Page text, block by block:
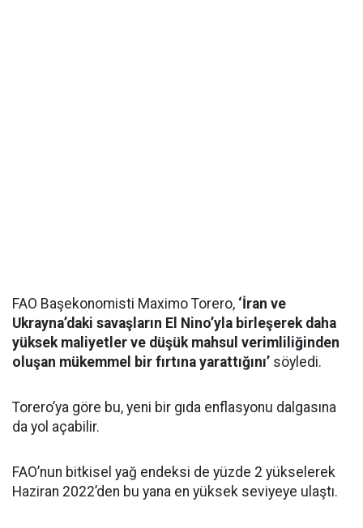
FAO Başekonomisti Maximo Torero, ‘İran ve
Ukrayna’daki savaşların El Nino’yla birleşerek daha
yüksek maliyetler ve düşük mahsul verimliliğinden
oluşan mükemmel bir fırtına yarattığını’ söyledi.
Torero’ya göre bu, yeni bir gıda enflasyonu dalgasına
da yol açabilir.
FAO’nun bitkisel yağ endeksi de yüzde 2 yükselerek
Haziran 2022’den bu yana en yüksek seviyeye ulaştı.